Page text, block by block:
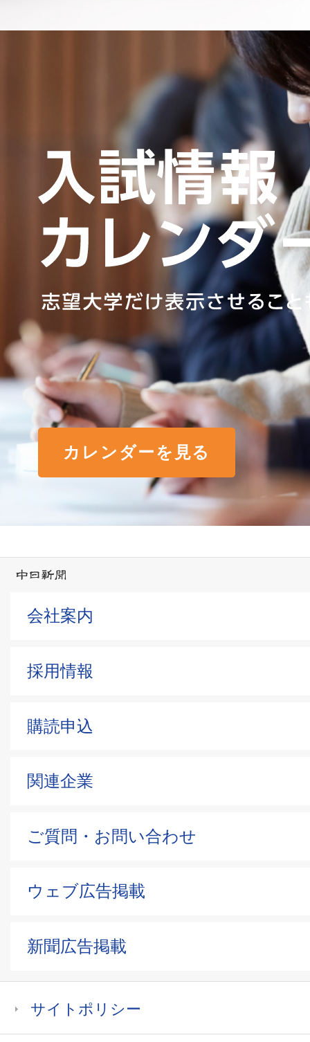
カレンダーを見る
会社案内
採用情報
購読申込
関連企業
ご質問・お問い合わせ
ウェブ広告掲載
新聞広告掲載
サイトポリシー